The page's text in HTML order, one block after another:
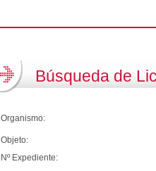
Búsqueda de
Organismo:
Objeto:
Nº Expediente: